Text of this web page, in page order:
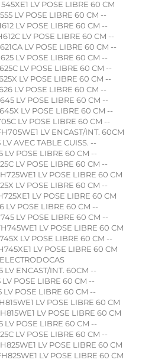
LV POSE LIBRE 60 CM
LV POSE LIBRE 60 CM --
LV POSE LIBRE 60 CM --
LV POSE LIBRE 60 CM --
LV POSE LIBRE 60 CM --
LV POSE LIBRE 60 CM --
LV POSE LIBRE 60 CM --
LV POSE LIBRE 60 CM --
LV POSE LIBRE 60 CM --
LV POSE LIBRE 60 CM --
LV POSE LIBRE 60 CM --
LV POSE LIBRE 60 CM --
LV ENCAST/INT. 60CM
AVEC TABLE CUISS. --
LV POSE LIBRE 60 CM --
LV POSE LIBRE 60 CM --
LV POSE LIBRE 60 CM
LV POSE LIBRE 60 CM --
LV POSE LIBRE 60 CM
LV POSE LIBRE 60 CM --
LV POSE LIBRE 60 CM --
LV POSE LIBRE 60 CM
LV POSE LIBRE 60 CM --
LV POSE LIBRE 60 CM
LV ENCAST/INT. 60CM --
LV POSE LIBRE 60 CM --
LV POSE LIBRE 60 CM --
LV POSE LIBRE 60 CM
LV POSE LIBRE 60 CM
LV POSE LIBRE 60 CM --
LV POSE LIBRE 60 CM --
LV POSE LIBRE 60 CM
LV POSE LIBRE 60 CM